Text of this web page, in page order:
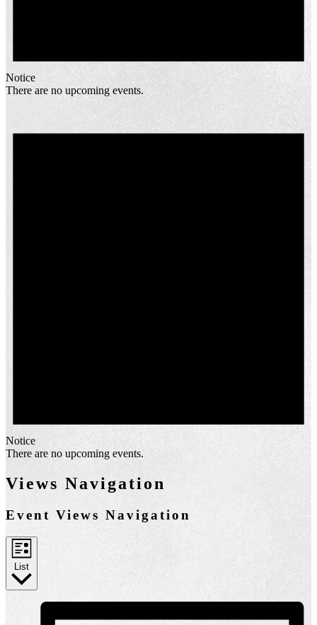
Notice
There are no upcoming events.
Notice
There are no upcoming events.
Views Navigation
Event Views Navigation
List